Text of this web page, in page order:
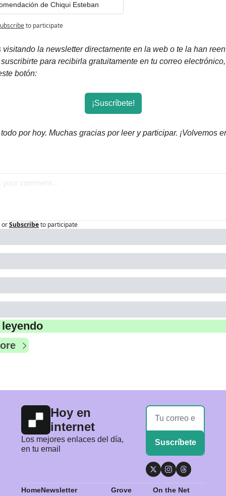
de Chiqui Esteban
to participate
visitando la newsletter directamente en la web o te la han
para recibirla gratuitamente en tu correo
botón:
¡Suscríbete!
por hoy. Muchas gracias por leer y participar. ¡Volvemos
orSubscribeto participate
Hoy en
internet
Los mejores enlaces del día,
en tu email
Suscríbete
HomeNewsletter Grove On the Net